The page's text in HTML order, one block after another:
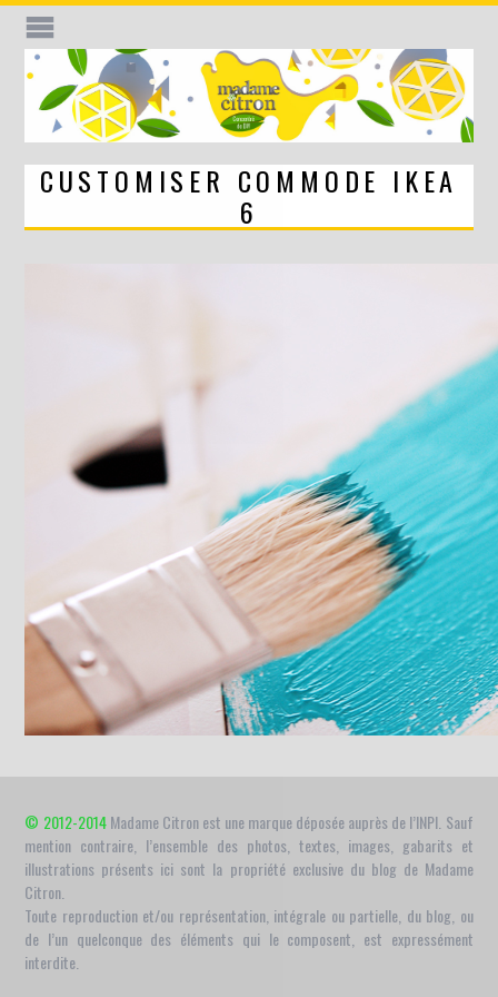
CUSTOMISER COMMODE IKEA
6
© 2012-2014Madame Citron est une marque déposée auprès de l’INPI. Sauf
mention contraire, l’ensemble des photos, textes, images, gabarits et
illustrations présents ici sont la propriété exclusive du blog de Madame
Citron.
Toute reproduction et/ou représentation, intégrale ou partielle, du blog, ou
de l’un quelconque des éléments qui le composent, est expressément
interdite.